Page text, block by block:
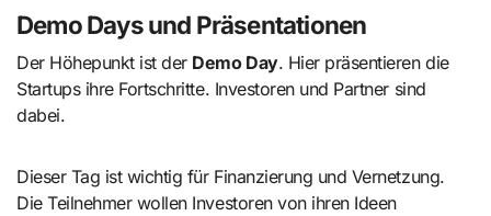
Demo Days und Präsentationen
Der Höhepunkt ist der Demo Day. Hier präsentieren die
Startups ihre Fortschritte. Investoren und Partner sind
dabei.
Dieser Tag ist wichtig für Finanzierung und Vernetzung.
Die Teilnehmer wollen Investoren von ihren Ideen